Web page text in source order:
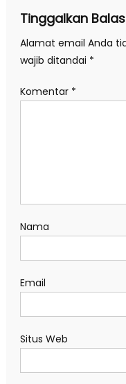
Tinggalkan
Alamat email Anda
wajib ditandai *
Komentar *
Nama
Email
Situs Web